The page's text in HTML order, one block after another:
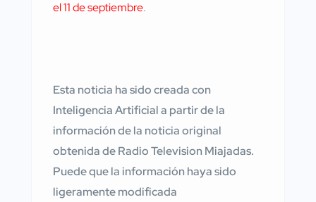
el 11 de septiembre.
Esta noticia ha sido creada con
Inteligencia Artificial a partir de la
información de la noticia original
obtenida de Radio Television Miajadas.
Puede que la información haya sido
ligeramente modificada